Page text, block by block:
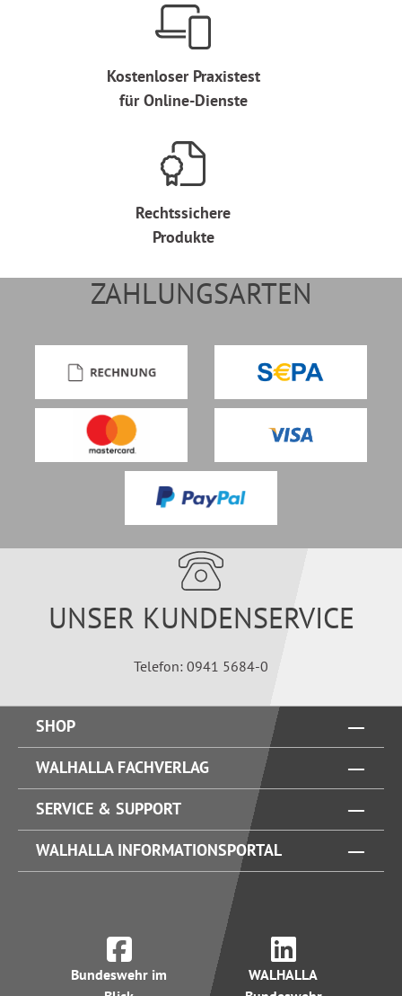
Kostenloser Praxistest
für Online-Dienste
Rechtssichere
Produkte
ZAHLUNGSARTEN
UNSER KUNDENSERVICE
Telefon: 0941 5684-0
SHOP
WALHALLA FACHVERLAG
SERVICE & SUPPORT
WALHALLA INFORMATIONSPORTAL
Bundeswehr im
WALHALLA